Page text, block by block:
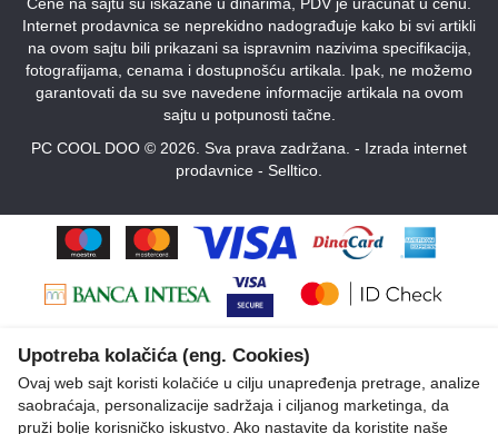
Cene na sajtu su iskazane u dinarima, PDV je uračunat u cenu.
Internet prodavnica se neprekidno nadograđuje kako bi svi artikli
na ovom sajtu bili prikazani sa ispravnim nazivima specifikacija,
fotografijama, cenama i dostupnošću artikala. Ipak, ne možemo
garantovati da su sve navedene informacije artikala na ovom
sajtu u potpunosti tačne.
PC COOL DOO © 2026. Sva prava zadržana. - Izrada internet
prodavnice - Selltico.
Upotreba kolačića (eng. Cookies)
Ovaj web sajt koristi kolačiće u cilju unapređenja pretrage, analize
saobraćaja, personalizacije sadržaja i ciljanog marketinga, da
pruži bolje korisničko iskustvo. Ako nastavite da koristite naše